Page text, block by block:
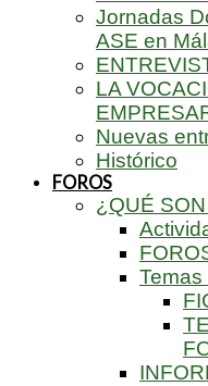
Jornadas
ASE en
LA
Nuevas
Histórico
FOROS
¿QUÉ
Temas